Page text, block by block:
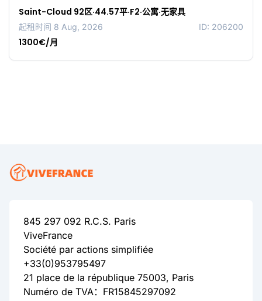
Saint-Cloud 92区·44.57平·F2·公寓·无家具
起租时间 8 Aug, 2026 ID: 206200
1300€/月
845 297 092 R.C.S. Paris
ViveFrance
Société par actions simplifiée
+33(0)953795497
21 place de la république 75003, Paris
Numéro de TVA：FR15845297092